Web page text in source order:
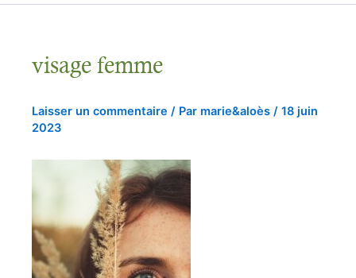
visage femme
Laisser un commentaire / Par marie&aloès / 18 juin
2023